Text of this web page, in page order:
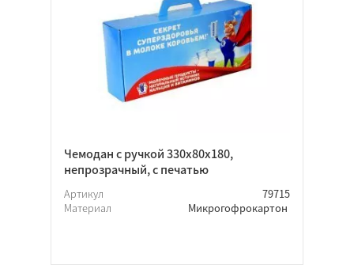
Чемодан с ручкой 330х80х180,
непрозрачный, с печатью
Артикул
79715
Материал
Микрогофрокартон